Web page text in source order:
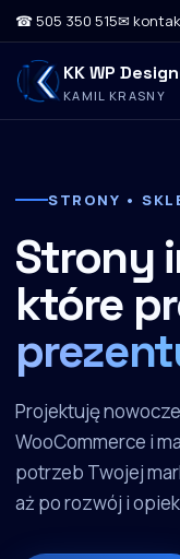
☎ 505 350 515✉
KK WP
KAMIL KRASNY
STRONY •
Strony
które
Projektuję
WooCommerce i
potrzeb Twojej
aż po rozwój i